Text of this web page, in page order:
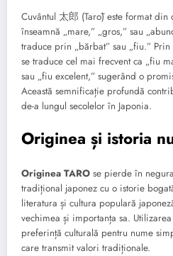
Cuvântul 太郎 (Tarō) este format
înseamnă „mare,” „gros,” sau
traduce prin „bărbat” sau „fiu.” Prin
se traduce cel mai frecvent ca „fiu
sau „fiu excelent,” sugerând o
Această semnificație profundă
de-a lungul secolelor în Japonia.
Originea și istoria
Originea TARO se pierde în
tradițional japonez cu o istorie
literatura și cultura populară
vechimea și importanța sa.
preferință culturală pentru nume
care transmit valori tradiționale.